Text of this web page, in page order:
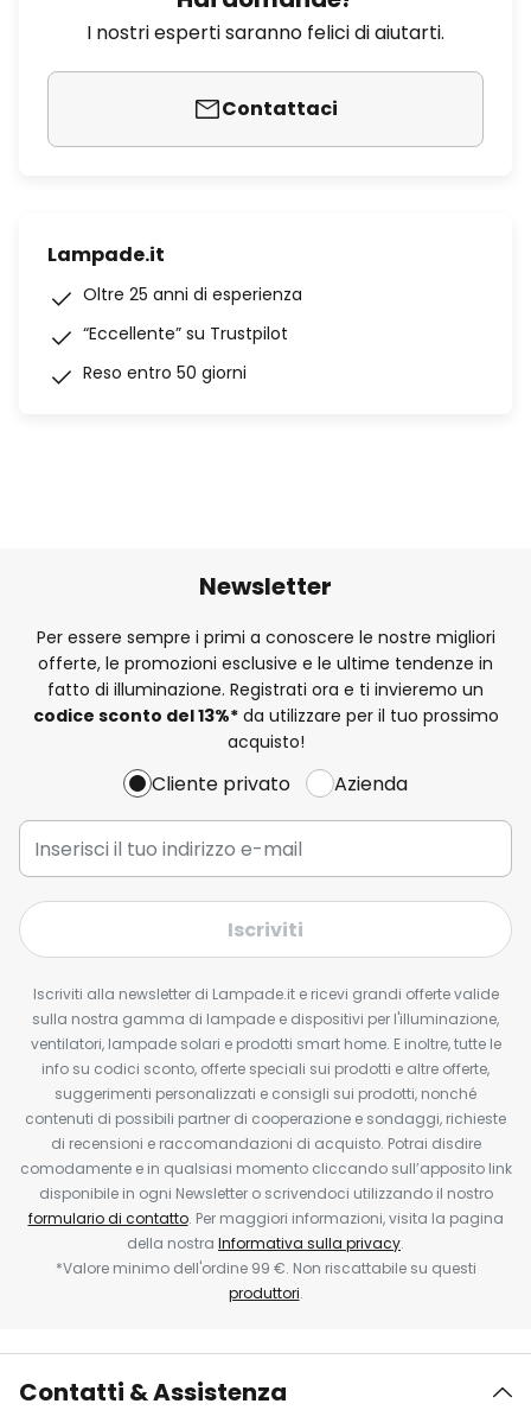
I nostri esperti saranno felici di aiutarti.
Contattaci
Lampade.it
Oltre 25 anni di esperienza
“Eccellente” su Trustpilot
Reso entro 50 giorni
Newsletter
Per essere sempre i primi a conoscere le nostre migliori
offerte, le promozioni esclusive e le ultime tendenze in
fatto di illuminazione. Registrati ora e ti invieremo un
codice sconto del13%*da utilizzare per il tuo prossimo
acquisto!
Cliente privato Azienda
Iscriviti
Iscriviti alla newsletter di Lampade.it e ricevi grandi offerte valide
sulla nostra gamma di lampade e dispositivi per l'illuminazione,
ventilatori, lampade solari e prodotti smart home. E inoltre, tutte le
info su codici sconto, offerte speciali sui prodotti e altre offerte,
suggerimenti personalizzati e consigli sui prodotti, nonché
contenuti di possibili partner di cooperazione e sondaggi, richieste
di recensioni e raccomandazioni di acquisto. Potrai disdire
comodamente e in qualsiasi momento cliccando sull’apposito link
disponibile in ogni Newsletter o scrivendoci utilizzando il nostro
formulario di contatto. Per maggiori informazioni, visita la pagina
della nostra Informativa sulla privacy.
*Valore minimo dell'ordine 99 €. Non riscattabile su questi
produttori.
Contatti & Assistenza